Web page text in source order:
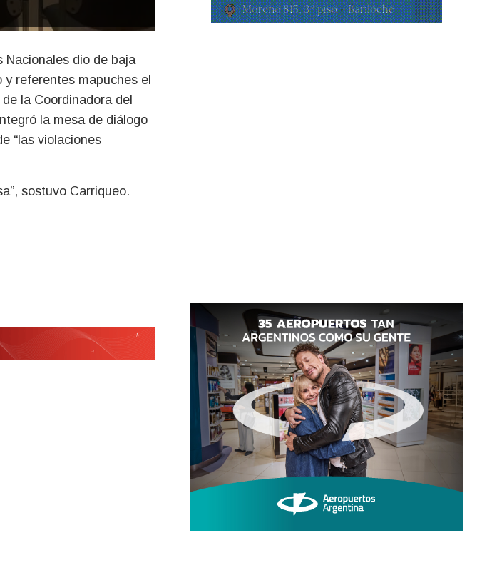
referentes mapuches el
la Coordinadora del
la mesa de diálogo
“las violaciones
sostuvo Carriqueo.